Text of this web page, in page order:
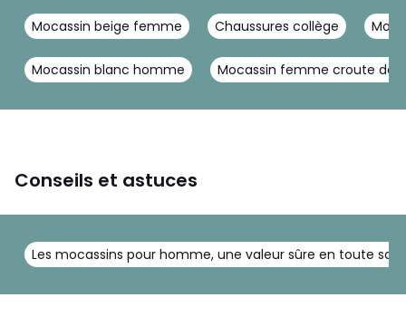
Mocassin beige femme Chaussures collège
Mocassin blanc homme Mocassin femme croute de
Conseils et astuces
Les mocassins pour homme, une valeur sûre en toute